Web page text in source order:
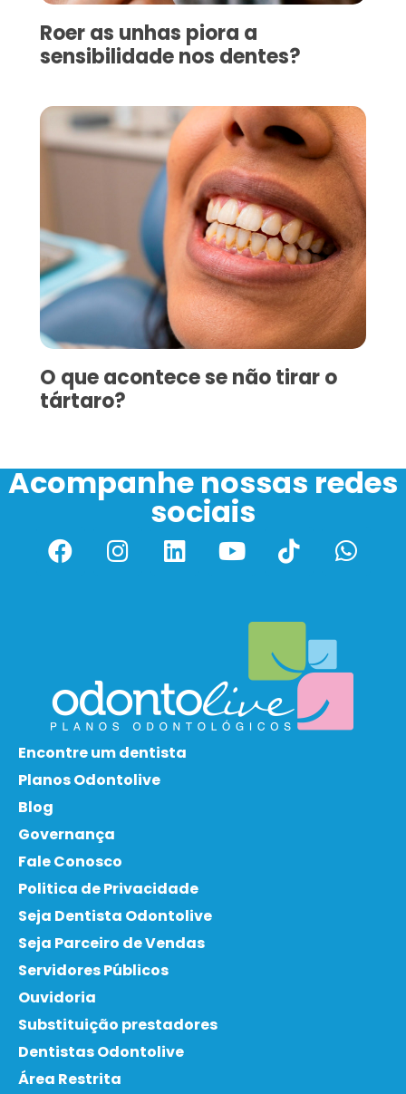
Roer as unhas piora a
sensibilidade nos dentes?
O que acontece se não tirar o
tártaro?
Acompanhe nossas redes
sociais
Encontre um dentista
Planos Odontolive
Blog
Governança
Fale Conosco
Politica de Privacidade
Seja Dentista Odontolive
Seja Parceiro de Vendas
Servidores Públicos
Ouvidoria
Substituição prestadores
Dentistas Odontolive
Área Restrita